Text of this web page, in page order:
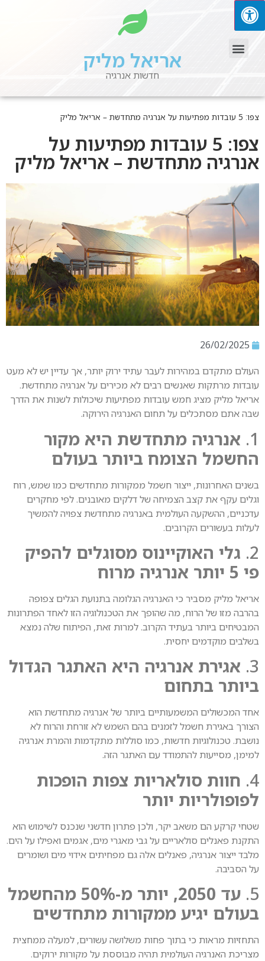
אריאל מליק
חדשות אנרגיה
צפו: 5 עובדות מפתיעות על אנרגיה מתחדשת – אריאל מליק
צפו: 5 עובדות מפתיעות על
אנרגיה מתחדשת – אריאל מליק
26/02/2025
העולם מתקדם במהירות לעבר עתיד ירוק יותר, אך עדיין יש לא מעט
עובדות מרתקות שאנשים רבים לא מכירים על אנרגיה מתחדשת.
אריאל מליק מציג חמש עובדות מפתיעות שיכולות לשנות את הדרך
שבה אתם מסתכלים על תחום האנרגיה הירוקה.
1. אנרגיה מתחדשת היא מקור
החשמל הצומח ביותר בעולם
בשנים האחרונות, ייצור חשמל ממקורות מתחדשים כמו שמש, רוח
וגלים עקף את קצב הצמיחה של דלקים מאובנים. לפי מחקרים
עדכניים, ההשקעה העולמית באנרגיה מתחדשת צפויה להמשיך
לעלות בעשורים הקרובים.
2. גלי האוקיינוס מסוגלים להפיק
פי 5 יותר אנרגיה מרוח
אריאל מליק מסביר כי האנרגיה הגלומה בתנועת הגלים צפופה
בהרבה מזו של הרוח, מה שהופך את הטכנולוגיה הזו לאחד הפתרונות
המבטיחים ביותר בעתיד הקרוב. למרות זאת, הפיתוח שלה נמצא
בשלבים מוקדמים יחסית.
3. אגירת אנרגיה היא האתגר הגדול
ביותר בתחום
אחד המכשולים המשמעותיים ביותר של אנרגיה מתחדשת הוא
הצורך באגירת חשמל לזמנים בהם השמש לא זורחת והרוח לא
נושבת. טכנולוגיות חדשות, כמו סוללות מתקדמות והמרת אנרגיה
למימן, מסייעות להתמודד עם האתגר הזה.
4. חוות סולאריות צפות הופכות
לפופולריות יותר
שטחי קרקע הם משאב יקר, ולכן פתרון חדשני שנכנס לשימוש הוא
התקנת פאנלים סולאריים על גבי מאגרי מים, אגמים ואפילו על הים.
מלבד ייצור אנרגיה, פאנלים אלה גם מפחיתים אידוי מים ושומרים
על הסביבה.
5.
עד 2050, יותר מ-50% מהחשמל
בעולם יגיע ממקורות מתחדשים
התחזיות מראות כי בתוך פחות משלושה עשורים, למעלה ממחצית
מצריכת האנרגיה העולמית תהיה מבוססת על מקורות ירוקים.